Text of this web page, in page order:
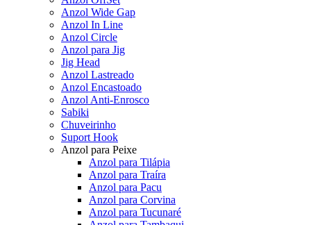
Anzol Wide Gap
Anzol In Line
Anzol Circle
Anzol para Jig
Jig Head
Anzol Lastreado
Anzol Encastoado
Anzol Anti-Enrosco
Sabiki
Chuveirinho
Suport Hook
Anzol para Peixe
Anzol para Tilápia
Anzol para Traíra
Anzol para Pacu
Anzol para Corvina
Anzol para Tucunaré